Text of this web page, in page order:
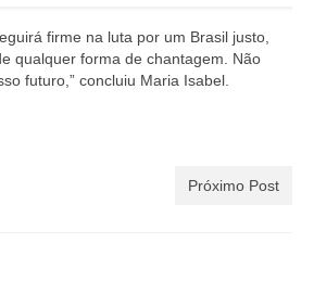
firme na luta por um Brasil justo,
qualquer forma de chantagem. Não
futuro,” concluiu Maria Isabel.
Próximo Post